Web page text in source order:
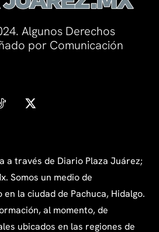
Algunos Derechos
por Comunicación
a través de Diario Plaza Juárez;
Somos un medio de
la ciudad de Pachuca, Hidalgo.
al momento, de
ubicados en las regiones de